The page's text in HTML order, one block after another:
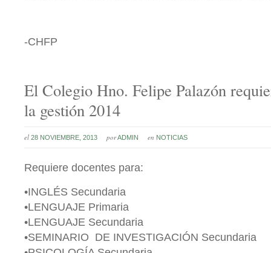
-CHFP
El Colegio Hno. Felipe Palazón
la gestión 2014
el 28 NOVIEMBRE, 2013 porADMIN en NOTICIAS
Requiere docentes para:
•INGLÉS Secundaria
•LENGUAJE Primaria
•LENGUAJE Secundaria
•SEMINARIO DE INVESTIGACIÓN Secundaria